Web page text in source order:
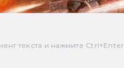
текста и нажмите Ctrl+Enter.